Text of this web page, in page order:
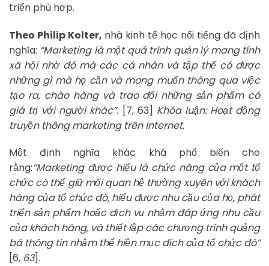
triển phù hợp.
Theo Philip Kolter, nhà kinh tế học nổi tiếng đã định
nghĩa: “Marketing là một quá trình quản lý mang tính
xã hội nhờ đó mà các cá nhân và tập thể có được
những gì mà họ cần và mong muốn thông qua việc
tạo ra, chào hàng và trao đổi những sản phẩm có
giá trị với người khác”. [7, 63] Khóa luận: Hoạt động
truyền thông marketing trên Internet.
Một định nghĩa khác khá phổ biến cho
rằng:“Marketing được hiểu là chức năng của một tổ
chức có thể giữ mối quan hệ thường xuyên với khách
hàng của tổ chức đó, hiểu được nhu cầu của họ, phát
triển sản phẩm hoặc dịch vụ nhằm đáp ứng nhu cầu
của khách hàng, và thiết lập các chương trình quảng
bá thông tin nhằm thể hiện mục đích của tổ chức đó”
[6, 63].